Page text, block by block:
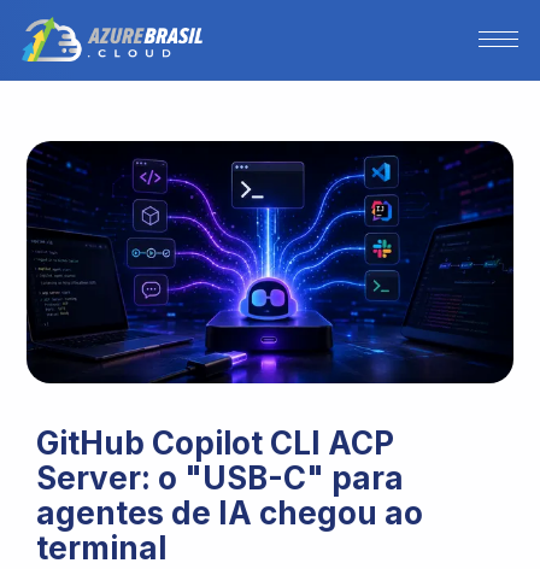
GitHub Copilot CLI ACP
Server: o "USB-C" para
agentes de IA chegou ao
terminal